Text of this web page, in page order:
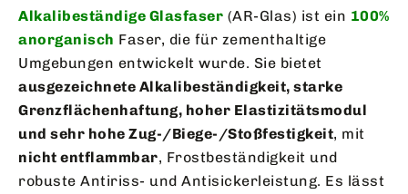
Alkalibeständige Glasfaser (AR-Glas) ist ein 100%
anorganisch Faser, die für zementhaltige
Umgebungen entwickelt wurde. Sie bietet
ausgezeichnete Alkalibeständigkeit, starke
Grenzflächenhaftung, hoher Elastizitätsmodul
und sehr hohe Zug-/Biege-/Stoßfestigkeit, mit
nicht entflammbar, Frostbeständigkeit und
robuste Antiriss- und Antisickerleistung. Es lässt